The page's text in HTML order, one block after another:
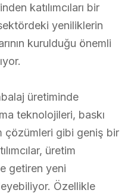
katılımcıları bir
yeniliklerin
kurulduğu önemli
üretiminde
teknolojileri, baskı
çözümleri gibi geniş bir
üretim
getiren yeni
Özellikle